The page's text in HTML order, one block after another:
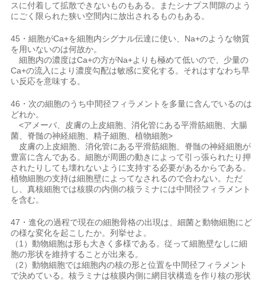
スに付着して拡散できないものもある。またシナプス間隙のよう
にごく限られた狭い空間内に放出されるものもある。
45・細胞がCa+を細胞内シグナル伝達に使い、Na+のような物質
を用いないのは何故か。
細胞内の濃度はCa+の方がNa+よりも極めて低いので、少量の
Ca+の流入により濃度勾配は敏感に変化する。それはすなわち早
い反応を意味する。
46・次の細胞のうち中間径フィラメントを多量に含んでいるのは
どれか。
<アメーバ、皮膚の上皮細胞、消化管にある平滑筋細胞、大腸
菌、脊髄の神経細胞、精子細胞、植物細胞>
皮膚の上皮細胞、消化管にある平滑筋細胞、脊髄の神経細胞が
豊富に含んである。細胞が周囲の動きによって引っ張られたり押
されたりしても壊れないように支持する必要があるからである。
植物細胞の支持は細胞壁によってなされるので合わない。ただ
し、真核細胞では核膜の内側の核ラミナには中間径フィラメント
を含む。
47・進化の過程で現在の細胞骨格の出現は、細菌と動物細胞にど
の様な変化を起こしたか。列挙せよ。
（1）動物細胞は形も大きく多様である。従って細胞壁なしに細
胞の形状を維持することが出来る。
（2）動物細胞では細胞内の核の形と位置を中間径フィラメント
で決めている。核ラミナは核膜内側に網目状構造を作り核の形状